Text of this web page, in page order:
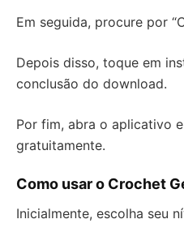
Em seguida, procure por
Depois disso, toque em
conclusão do download.
Por fim, abra o aplicativo
gratuitamente.
Como usar o Crochet
Inicialmente, escolha seu